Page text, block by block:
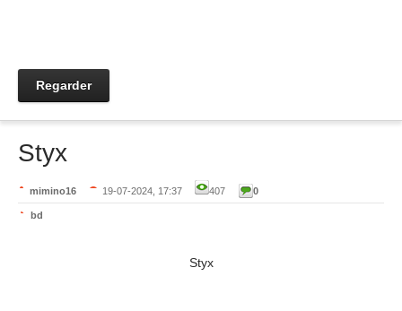
Regarder
Styx
mimino16 19-07-2024, 17:37 407 0
bd
Styx